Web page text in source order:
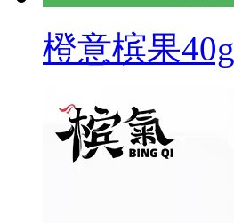
橙意槟果40g